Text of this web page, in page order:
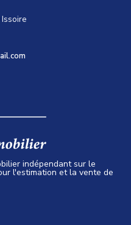
Issoire
indépendant sur le
l'estimation et la vente de